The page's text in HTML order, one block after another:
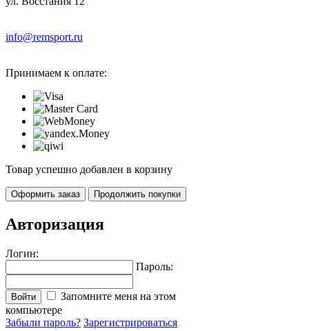
info@remsport.ru
Принимаем к оплате:
Товар успешно добавлен в корзину
Оформить заказ Продолжить покупки
Авторизация
Логин:
Пароль:
Войти
Запомните меня на этом
компьютере
Забыли пароль? Зарегистрироваться